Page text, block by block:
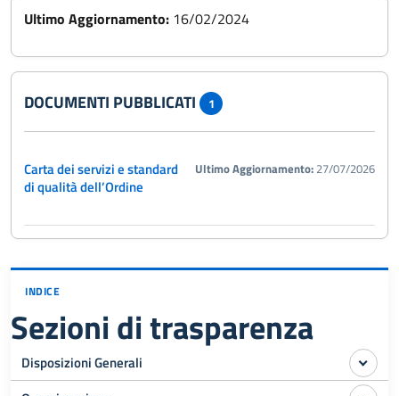
Ultimo Aggiornamento: 16/02/2024
DOCUMENTI PUBBLICATI 1
Carta dei servizi e standard
di qualità dell’Ordine
Ultimo Aggiornamento: 27/07/2026
INDICE
Sezioni di trasparenza
Disposizioni Generali